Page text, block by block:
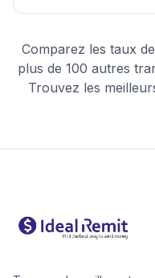
Comparez les taux
plus de 100 autres
Trouvez les